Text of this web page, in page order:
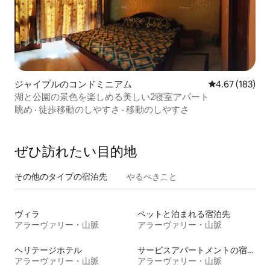
ジャイプルのコンドミニアム レビュー183
4.67 (183)
湖と公園の景色を楽しめる美しい2寝室アパート
眺め · 徒歩移動のしやすさ · 移動のしやすさ
ぜひ訪⁠れ⁠た⁠い目⁠的⁠地
その他のタ⁠イ⁠プ⁠の宿⁠泊⁠先 やるべきこと
ヴィラ
アラーヴァリー・山脈
ペットと泊まれる宿泊先
アラーヴァリー・山脈
ヘリテージホテル
アラーヴァリー・山脈
サービスアパートメントの宿泊施設
アラーヴァリー・山脈